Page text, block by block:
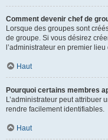
Comment devenir chef de
Lorsque des groupes sont
de groupe. Si vous désirez
l’administrateur en premier
Haut
Pourquoi certains membres
L’administrateur peut attribuer
rendre facilement identifiables.
Haut